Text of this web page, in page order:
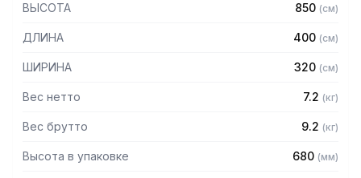
– Толщина материала емкости: 1 мм
– Внутренние размеры емкости: 355 х 255 х 150 мм
– Высота пристенного борта: 25 мм
– Крепится на стену при помощи шурупов
– Поставляется в разобранном виде
ВЫСОТА 850 (см)
ДЛИНА 400 (см)
ШИРИНА 320 (см)
Вес нетто 7.2 (кг)
Вес брутто 9.2 (кг)
Высота в упаковке 680 (мм)